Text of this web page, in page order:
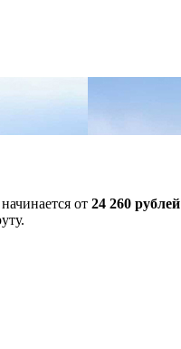
от 24 260 рублей